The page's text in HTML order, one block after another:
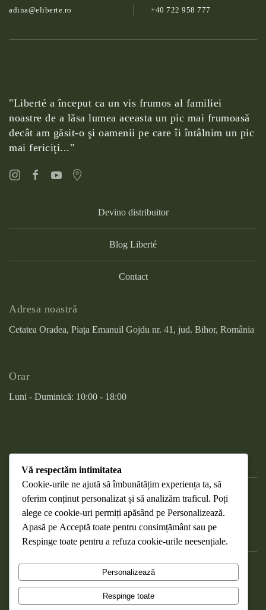
adina@­eliberte.ro +40 722 958 777
"Liberté a început ca un vis frumos al familiei
noastre de a lăsa lumea aceasta un pic mai frumoasă
decât am găsit-o şi oamenii pe care îi întâlnim un pic
mai fericiţi..."
Devino distribuitor
Blog Liberté
Contact
Adresa noastră
Cetatea Oradea, Piața Emanuil Gojdu nr. 41, jud. Bihor, România
Orar
Luni - Duminică: 10:00 - 18:00
DESPRE COOKIES
RETURNAREA PRODUSELOR
WEBMAIL
POLITICA DE CONFIDENȚIALITATE
TERMENI ȘI CONDIȚII
Vă respectăm intimitatea
Cookie-urile ne ajută să îmbunătățim experiența ta, să
oferim conținut personalizat și să analizăm traficul. Poți
alege ce cookie-uri permiți apăsând pe Personalizează.
Apasă pe Acceptă toate pentru consimțământ sau pe
Respinge toate pentru a refuza cookie-urile neesențiale.
Personalizează
Respinge toate